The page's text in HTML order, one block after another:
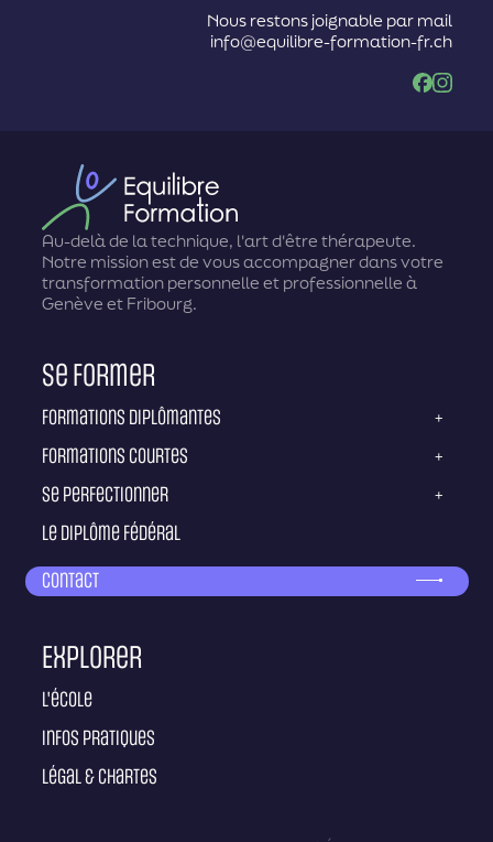
Nous restons joignable par mail
info@equilibre-formation-fr.ch
Facebook
Au-delà de la technique, l'art d'être thérapeute.
Notre mission est de vous accompagner dans votre
transformation personnelle et professionnelle à
Genève et Fribourg.
Se former
Formations diplômantes +
Formations courtes +
Se perfectionner +
Le diplôme fédéral
Contact
Explorer
L'école
Infos pratiques
Légal & Chartes